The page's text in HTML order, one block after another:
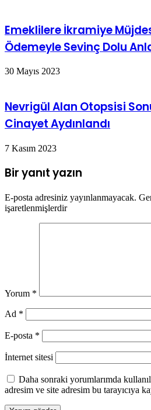
Emeklilere İkramiye
Ödemeyle Sevinç Dolu
30 Mayıs 2023
Nevrigül Alan Otopsisi
Cinayet Aydınlandı
7 Kasım 2023
Bir yanıt yazın
E-posta adresiniz yayınlanmayacak.
işaretlenmişlerdir
Yorum *
Ad *
E-posta *
İnternet sitesi
Daha sonraki yorumlarımda
adresim ve site adresim bu tarayıcıya